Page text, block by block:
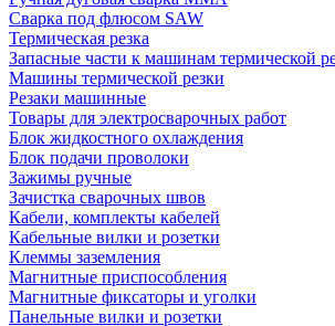
Сварка под флюсом SAW
Термическая резка
Запасные части к машинам термической
Машины термической резки
Резаки машинные
Товары для электросварочных работ
Блок жидкостного охлаждения
Блок подачи проволоки
Зажимы ручные
Зачистка сварочных швов
Кабели, комплекты кабелей
Кабельные вилки и розетки
Клеммы заземления
Магнитные приспособления
Магнитные фиксаторы и уголки
Панельные вилки и розетки